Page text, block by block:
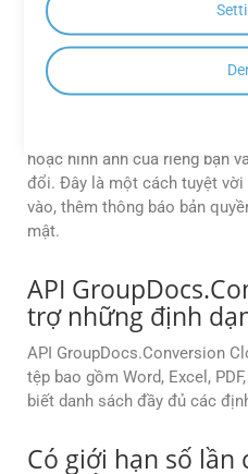
Tôi có thể thêm
mình khi chuyển
POTX trong Go
hoặc hình ảnh của riêng bạn
đổi. Đây là một cách tuyệt
vào, thêm thông báo bản
mật.
API
trợ những định
API GroupDocs.Conversion
tệp bao gồm Word, Excel,
biết danh sách đầy đủ các
Có giới hạn số lần